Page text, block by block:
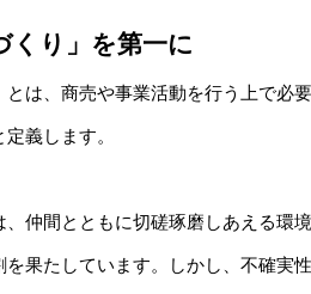
くり」を第一に
は、商売や事業活動を行う上で必
定義します。
仲間とともに切磋琢磨しあえる環
果たしています。しかし、不確実